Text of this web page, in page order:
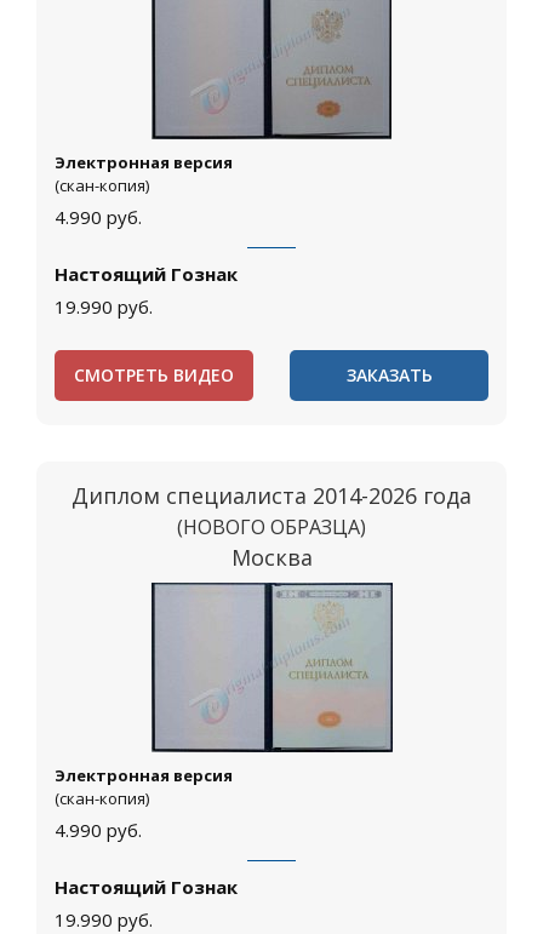
Электронная версия
(скан-копия)
4.990 руб.
Настоящий Гознак
19.990 руб.
СМОТРЕТЬ ВИДЕО ЗАКАЗАТЬ
Диплом специалиста 2014-2026 года
(НОВОГО ОБРАЗЦА)
Москва
Электронная версия
(скан-копия)
4.990 руб.
Настоящий Гознак
19.990 руб.